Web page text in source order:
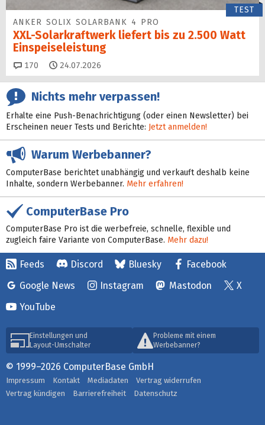
TEST
ANKER SOLIX SOLARBANK 4 PRO
XXL-Solarkraftwerk liefert bis zu 2.500 Watt
Einspeise­leistung
170 Kommentare
24.07.2026
Nichts mehr verpassen!
Erhalte eine Push-Benachrichtigung (oder einen Newsletter) bei
Erscheinen neuer Tests und Berichte: Jetzt anmelden!
Warum Werbebanner?
ComputerBase berichtet unabhängig und verkauft deshalb keine
Inhalte, sondern Werbebanner. Mehr erfahren!
ComputerBase Pro
ComputerBase Pro ist die werbefreie, schnelle, flexible und
zugleich faire Variante von ComputerBase. Mehr dazu!
Feeds Discord Bluesky
Facebook
Google News
Instagram Mastodon
X
YouTube
Einstellungen und
Layout-Umschalter
Probleme mit einem
Werbebanner?
© 1999–2026 ComputerBase GmbH
Impressum Kontakt Mediadaten
Vertrag widerrufen
Vertrag kündigen
Barrierefreiheit Datenschutz